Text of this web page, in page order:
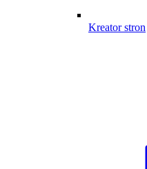
Kreator stron